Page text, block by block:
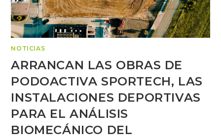
NOTICIAS
ARRANCAN LAS OBRAS DE
PODOACTIVA SPORTECH, LAS
INSTALACIONES DEPORTIVAS
PARA EL ANÁLISIS
BIOMECÁNICO DEL